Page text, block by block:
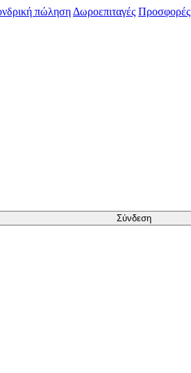
πώληση Δωροεπιταγές Προσφορές
Σύνδεση